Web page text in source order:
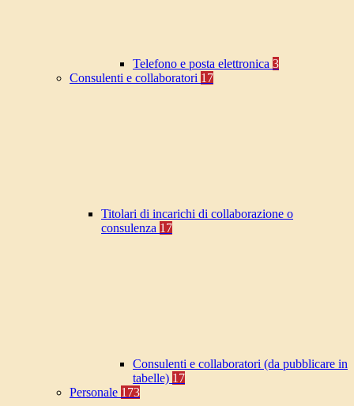
Telefono e posta elettronica 3
Consulenti e collaboratori 17
Titolari di incarichi di collaborazione o
consulenza 17
Consulenti e collaboratori (da pubblicare in
tabelle) 17
Personale 173